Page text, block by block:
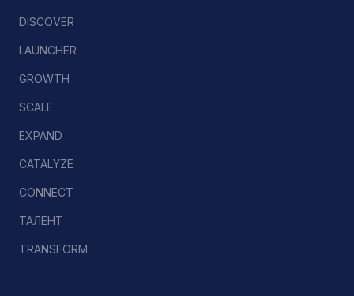
DISCOVER
LAUNCHER
GROWTH
SCALE
EXPAND
CATALYZE
CONNECT
ТАЛЕНТ
TRANSFORM